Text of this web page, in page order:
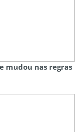
mudou nas regras